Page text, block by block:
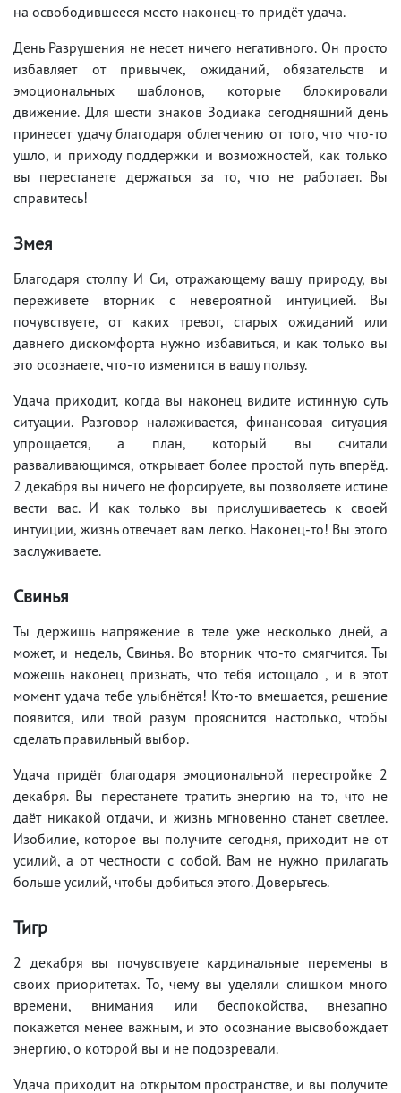
на освободившееся место наконец-то придёт удача.
День Разрушения не несет ничего негативного. Он просто
избавляет от привычек, ожиданий, обязательств и
эмоциональных шаблонов, которые блокировали
движение. Для шести знаков Зодиака сегодняшний день
принесет удачу благодаря облегчению от того, что что-то
ушло, и приходу поддержки и возможностей, как только
вы перестанете держаться за то, что не работает. Вы
справитесь!
Змея
Благодаря столпу И Си, отражающему вашу природу, вы
переживете вторник с невероятной интуицией. Вы
почувствуете, от каких тревог, старых ожиданий или
давнего дискомфорта нужно избавиться, и как только вы
это осознаете, что-то изменится в вашу пользу.
Удача приходит, когда вы наконец видите истинную суть
ситуации. Разговор налаживается, финансовая ситуация
упрощается, а план, который вы считали
разваливающимся, открывает более простой путь вперёд.
2 декабря вы ничего не форсируете, вы позволяете истине
вести вас. И как только вы прислушиваетесь к своей
интуиции, жизнь отвечает вам легко. Наконец-то! Вы этого
заслуживаете.
Свинья
Ты держишь напряжение в теле уже несколько дней, а
может, и недель, Свинья. Во вторник что-то смягчится. Ты
можешь наконец признать, что тебя истощало , и в этот
момент удача тебе улыбнётся! Кто-то вмешается, решение
появится, или твой разум прояснится настолько, чтобы
сделать правильный выбор.
Удача придёт благодаря эмоциональной перестройке 2
декабря. Вы перестанете тратить энергию на то, что не
даёт никакой отдачи, и жизнь мгновенно станет светлее.
Изобилие, которое вы получите сегодня, приходит не от
усилий, а от честности с собой. Вам не нужно прилагать
больше усилий, чтобы добиться этого. Доверьтесь.
Тигр
2 декабря вы почувствуете кардинальные перемены в
своих приоритетах. То, чему вы уделяли слишком много
времени, внимания или беспокойства, внезапно
покажется менее важным, и это осознание высвобождает
энергию, о которой вы и не подозревали.
Удача приходит на открытом пространстве, и вы получите